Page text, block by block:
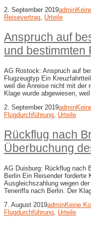
2. September 2019admin
Reisevertrag Urteile
Anspruch auf
und bestimmten
AG Rostock: Anspruch auf
Flugzeugtyp Ein
weil die Anreise nicht mit der
Klage wurde abgewiesen,
2. September 2019admin
Flugdurchführung Urteile
Rückflug nach
Überbuchung
AG Duisburg: Rückflug nach
Berlin Ein Reisender forderte
Ausgleichszahlung wegen
Teneriffa nach Berlin. Der
7. August 2019adminKeine
Flugdurchführung, Urteile